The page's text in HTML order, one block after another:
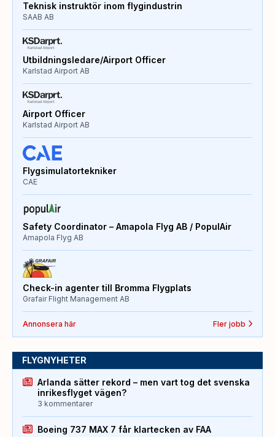
Teknisk instruktör inom flygindustrin
SAAB AB
Utbildningsledare/Airport Officer
Karlstad Airport AB
Airport Officer
Karlstad Airport AB
Flygsimulatortekniker
CAE
Safety Coordinator – Amapola Flyg AB / PopulAir
Amapola Flyg AB
Check-in agenter till Bromma Flygplats
Grafair Flight Management AB
Annonsera här Fler jobb
FLYGNYHETER
Arlanda sätter rekord – men vart tog det svenska
inrikesflyget vägen?
3 kommentarer
Boeing 737 MAX 7 får klartecken av FAA